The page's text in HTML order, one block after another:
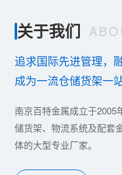
关于我们
追求国际先进管理，
成为一流仓储货架一
南京百特金属成立于2005
储货架、物流系统及配套
体的大型专业厂家。